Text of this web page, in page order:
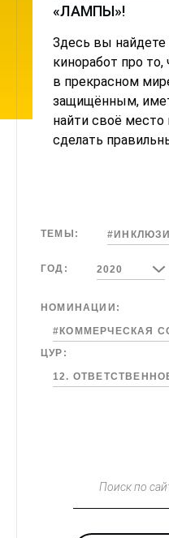
«ЛАМПЫ»!
Здесь вы
киноработ про
в прекрасном
защищённым,
найти своё
сделать
ТЕМЫ:
ГОД: 2020
НОМИНАЦИИ:
#КОММЕРЧЕСКАЯ
ЦУР:
12.
Поиск по